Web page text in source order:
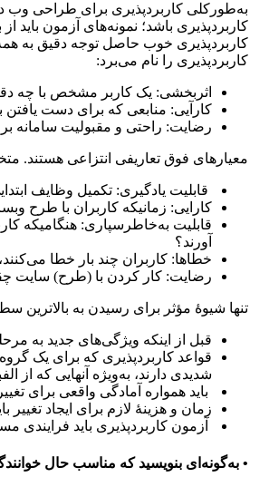
به‌طورکلی کاربردپذیری برای طراحی
کاربردپذیری باشد؛ نمونه‌های آزمون
کاربردپذیری را نام می‌برد:
اثربخشی: یک کاربر مشخص با چه
کارآیی: منابعی که برای دست
رضایت: راحتی و مقبولیت سامانه
معیارهای فوق تعاریفی انتزاعی هستند.
قابلیت یادگیری: تکمیل وظایف
کارایی: زمانیکه کاربران با طرح
قابلیت به‌خاطرسپاری: هنگامیکه
آورند؟
خطاها: کاربران چند بار خطا
رضایت: کار کردن با (طرح) سایت
تنها شیوۀ مؤثر برای رسیدن به بالاترین
قبل از اینکه ویژگی‌های جدید به
قواعد کاربردپذیری که برای یک
شدیدی دارند، به‌ویژه آنهایی که از
باید همواره آمادگی واقعی برای
زمان و هزینۀ لازم برای ایجاد تغییر
آزمون کاربردپذیری باید فرایندی
• به‌گونه‌ای بنویسید که مناسب حال